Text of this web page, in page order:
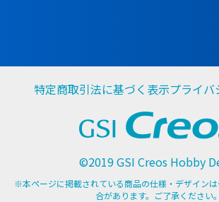
特定商取引法に基づく表示プライバ
©2019 GSI Creos Hobby
※本ページに掲載されている商品の仕様・デザイン
合があります。ご了承ください。